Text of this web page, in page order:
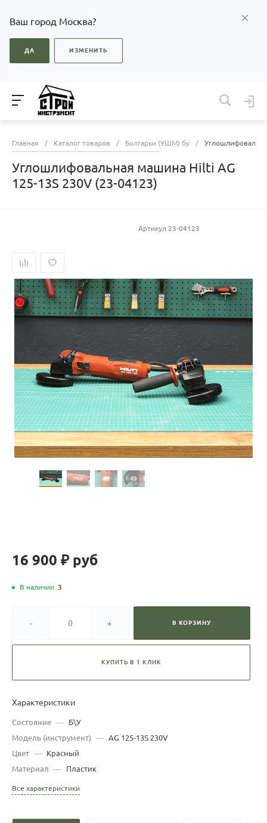
Ваш город Москва?
ДА ИЗМЕНИТЬ
Главная / Каталог товаров / Болгарки (УШМ) бу /
Углошлифовальная машина Hilti AG
125-13S 230V (23-04123)
Артикул 23-04123
16 900 ₽ руб
В наличии 3
- + В КОРЗИНУ
КУПИТЬ В 1 КЛИК
Характеристики
Состояние —
Б\У
Модель (инструмент)
— AG 125-13S 230V
Цвет —
Красный
Материал
— Пластик
Все характеристики